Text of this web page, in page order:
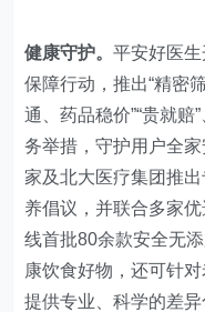
健康守护。平安好医生
保障行动，推出“精密
通、药品稳价”“贵就赔
务举措，守护用户全
家及北大医疗集团推
养倡议，并联合多家优
线首批80余款安全无
康饮食好物，还可针
提供专业、科学的差异